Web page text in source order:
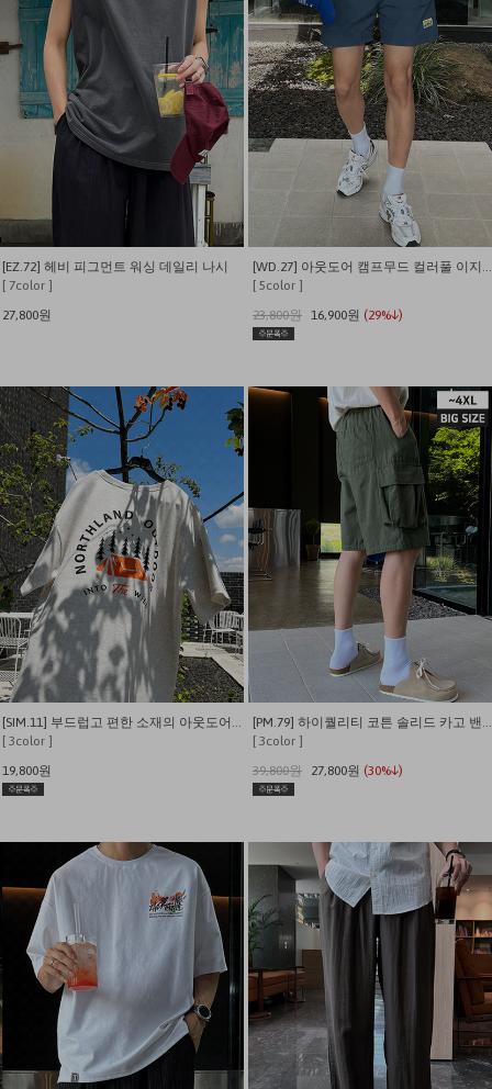
[EZ.72] 헤비 피그먼트 워싱 데일리 나시
[ 7color ]
27,800원
[ 5color ]
23,800원 16,900원 (29%↓)
[SIM.11] 부드럽고 편한 소재의 아웃도어 캠퍼 반팔티
[ 3color ]
19,800원
[PM.79] 하이퀄리티 코튼 솔리드 카고 밴딩 내추럴핏 반바지
[ 3color ]
39,800원
27,800원 (30%↓)